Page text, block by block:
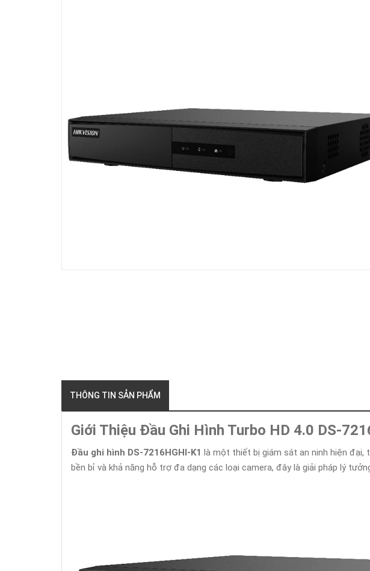
THÔNG TIN SẢN PHẨM
Giới Thiệu Đầu Ghi Hình Turbo HD 4.0 DS-
Đầu ghi hình DS-7216HGHI-K1 là một thiết bị giám sát an ninh hiện đại,
bền bỉ và khả năng hỗ trợ đa dạng các loại camera, đây là giải pháp lý